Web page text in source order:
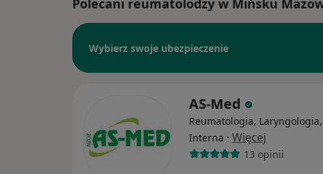
Polecani reumatolodzy w Mińsku
Wybierz swoje ubezpieczenie
AS-Med
Reumatologia, Laryngologia,
Interna · Więcej
13 opinii